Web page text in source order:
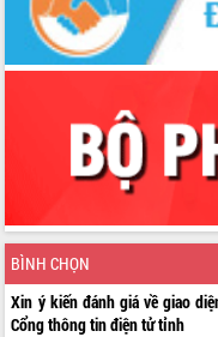
BÌNH CHỌN
Xin ý kiến đánh giá về giao
Cổng thông tin điện tử tỉnh